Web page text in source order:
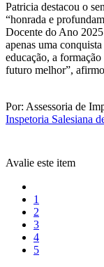
Patricia destacou o
“honrada e
Docente do Ano
apenas uma
educação, a
futuro melhor”,
Por: Assessoria de
Inspetoria Salesiana
Avalie este item
1
2
3
4
5